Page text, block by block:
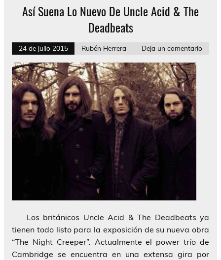
Así Suena Lo Nuevo De Uncle Acid & The
Deadbeats
24 de julio 2015 Rubén Herrera Deja un comentario
Los británicos Uncle Acid & The Deadbeats ya
tienen todo listo para la exposición de su nueva obra
“The Night Creeper”. Actualmente el power trío de
Cambridge se encuentra en una extensa gira por